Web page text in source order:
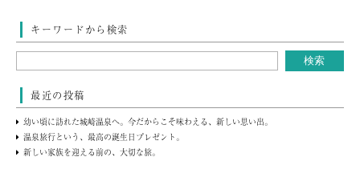
キーワードから検索
最近の投稿
幼い頃に訪れた城崎温泉へ。今だからこそ味わえる、新しい思い出。
温泉旅行という、最高の誕生日プレゼント。
新しい家族を迎える前の、大切な旅。